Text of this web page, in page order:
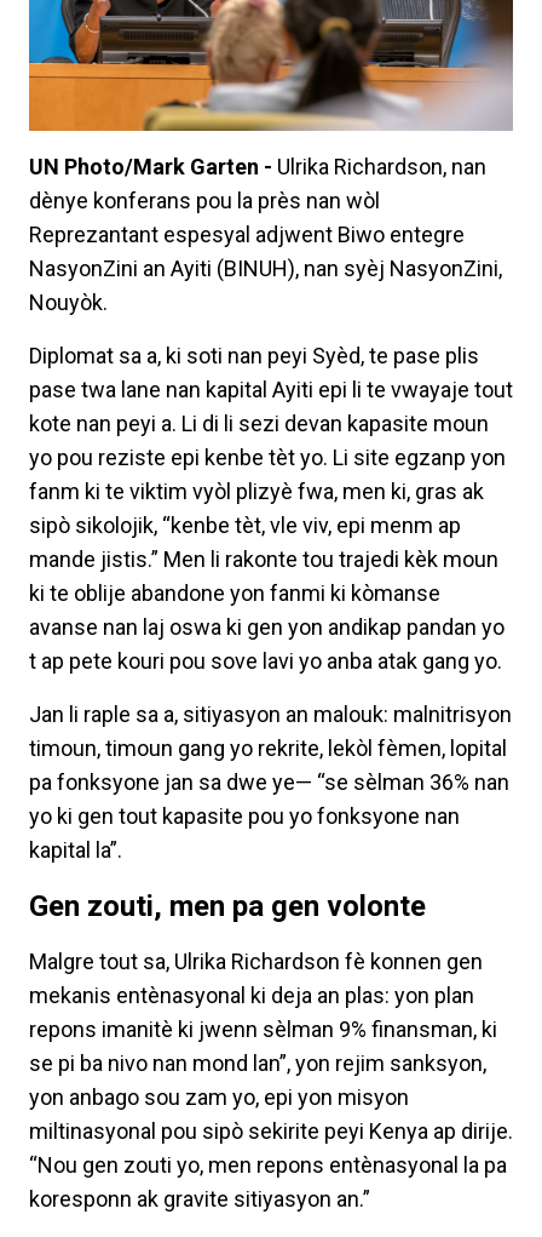
UN Photo/Mark Garten - Ulrika Richardson, nan
dènye konferans pou la près nan wòl
Reprezantant espesyal adjwent Biwo entegre
NasyonZini an Ayiti (BINUH), nan syèj NasyonZini,
Nouyòk.
Diplomat sa a, ki soti nan peyi Syèd, te pase plis
pase twa lane nan kapital Ayiti epi li te vwayaje tout
kote nan peyi a. Li di li sezi devan kapasite moun
yo pou reziste epi kenbe tèt yo. Li site egzanp yon
fanm ki te viktim vyòl plizyè fwa, men ki, gras ak
sipò sikolojik, “kenbe tèt, vle viv, epi menm ap
mande jistis.” Men li rakonte tou trajedi kèk moun
ki te oblije abandone yon fanmi ki kòmanse
avanse nan laj oswa ki gen yon andikap pandan yo
t ap pete kouri pou sove lavi yo anba atak gang yo.
Jan li raple sa a, sitiyasyon an malouk: malnitrisyon
timoun, timoun gang yo rekrite, lekòl fèmen, lopital
pa fonksyone jan sa dwe ye— “se sèlman 36% nan
yo ki gen tout kapasite pou yo fonksyone nan
kapital la”.
Gen zouti, men pa gen volonte
Malgre tout sa, Ulrika Richardson fè konnen gen
mekanis entènasyonal ki deja an plas: yon plan
repons imanitè ki jwenn sèlman 9% finansman, ki
se pi ba nivo nan mond lan”, yon rejim sanksyon,
yon anbago sou zam yo, epi yon misyon
miltinasyonal pou sipò sekirite peyi Kenya ap dirije.
“Nou gen zouti yo, men repons entènasyonal la pa
koresponn ak gravite sitiyasyon an.”